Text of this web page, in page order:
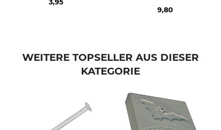
3,95
9,80
WEITERE TOPSELLER AUS DIESER
KATEGORIE